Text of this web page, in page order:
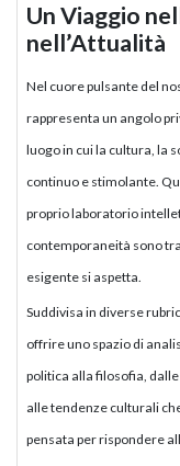
Un Viaggio
nell’Attualità
Nel cuore pulsante del
rappresenta un angolo
luogo in cui la cultura, la
continuo e stimolante.
proprio laboratorio
contemporaneità sono
esigente si aspetta.
Suddivisa in diverse
offrire uno spazio di
politica alla filosofia,
alle tendenze culturali
pensata per rispondere